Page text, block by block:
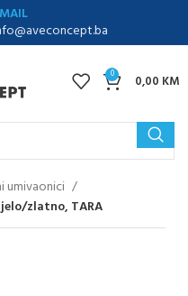
0 0,00 KM
umivaonici
zlatno, TARA